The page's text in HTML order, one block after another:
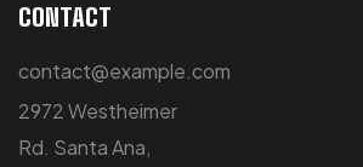
CONTACT
contact@example.com
2972 Westheimer
Rd. Santa Ana,